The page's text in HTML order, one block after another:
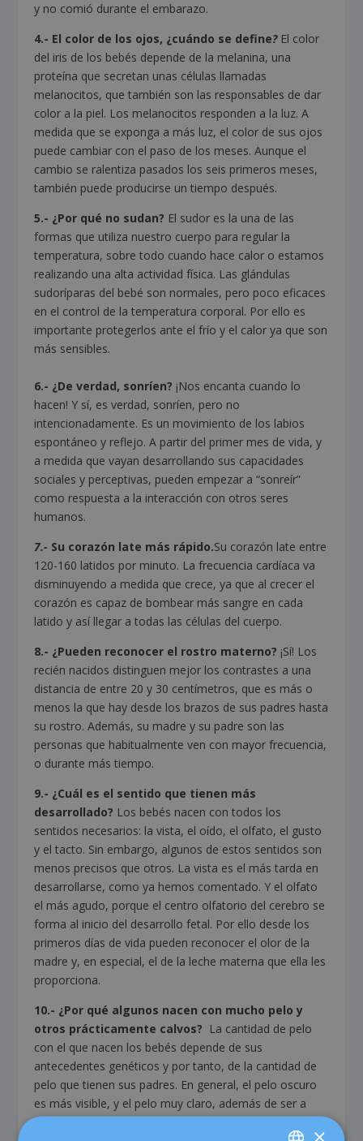
y no comió durante el embarazo.
4.- El color de los ojos, ¿cuándo se define? El color
del iris de los bebés depende de la melanina, una
proteína que secretan unas células llamadas
melanocitos, que también son las responsables de dar
color a la piel. Los melanocitos responden a la luz. A
medida que se exponga a más luz, el color de sus ojos
puede cambiar con el paso de los meses. Aunque el
cambio se ralentiza pasados los seis primeros meses,
también puede producirse un tiempo después.
5.- ¿Por qué no sudan? El sudor es la una de las
formas que utiliza nuestro cuerpo para regular la
temperatura, sobre todo cuando hace calor o estamos
realizando una alta actividad física. Las glándulas
sudoríparas del bebé son normales, pero poco eficaces
en el control de la temperatura corporal. Por ello es
importante protegerlos ante el frío y el calor ya que son
más sensibles.
6.- ¿De verdad, sonríen? ¡Nos encanta cuando lo
hacen! Y sí, es verdad, sonríen, pero no
intencionadamente. Es un movimiento de los labios
espontáneo y reflejo. A partir del primer mes de vida, y
a medida que vayan desarrollando sus capacidades
sociales y perceptivas, pueden empezar a “sonreír”
como respuesta a la interacción con otros seres
humanos.
7.- Su corazón late más rápido.Su corazón late entre
120-160 latidos por minuto. La frecuencia cardíaca va
disminuyendo a medida que crece, ya que al crecer el
corazón es capaz de bombear más sangre en cada
latido y así llegar a todas las células del cuerpo.
8.- ¿Pueden reconocer el rostro materno? ¡Sí! Los
recién nacidos distinguen mejor los contrastes a una
distancia de entre 20 y 30 centímetros, que es más o
menos la que hay desde los brazos de sus padres hasta
su rostro. Además, su madre y su padre son las
personas que habitualmente ven con mayor frecuencia,
o durante más tiempo.
9.- ¿Cuál es el sentido que tienen más
desarrollado? Los bebés nacen con todos los
sentidos necesarios: la vista, el oído, el olfato, el gusto
y el tacto. Sin embargo, algunos de estos sentidos son
menos precisos que otros. La vista es el más tarda en
desarrollarse, como ya hemos comentado. Y el olfato
el más agudo, porque el centro olfatorio del cerebro se
forma al inicio del desarrollo fetal. Por ello desde los
primeros días de vida pueden reconocer el olor de la
madre y, en especial, el de la leche materna que ella les
proporciona.
10.- ¿Por qué algunos nacen con mucho pelo y
otros prácticamente calvos? La cantidad de pelo
con el que nacen los bebés depende de sus
antecedentes genéticos y por tanto, de la cantidad de
pelo que tienen sus padres. En general, el pelo oscuro
es más visible, y el pelo muy claro, además de ser a
veces más fino, puede ser menos aparente. De todos